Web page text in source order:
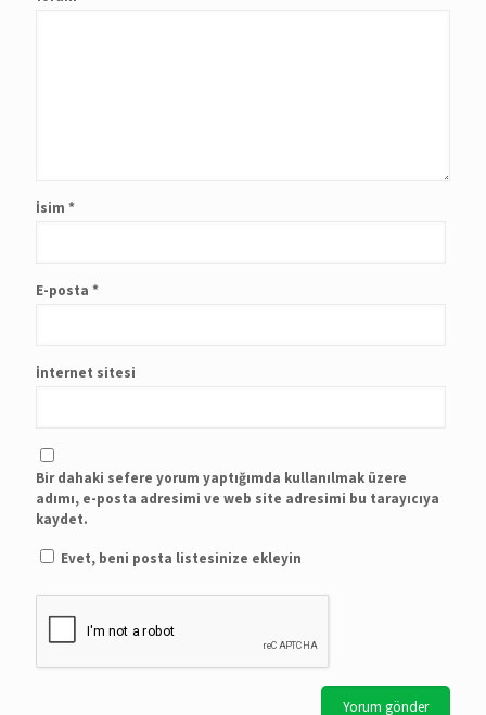
İsim *
E-posta *
İnternet sitesi
Bir dahaki sefere yorum yaptığımda kullanılmak üzere
adımı, e-posta adresimi ve web site adresimi bu tarayıcıya
kaydet.
Evet, beni posta listesinize ekleyin